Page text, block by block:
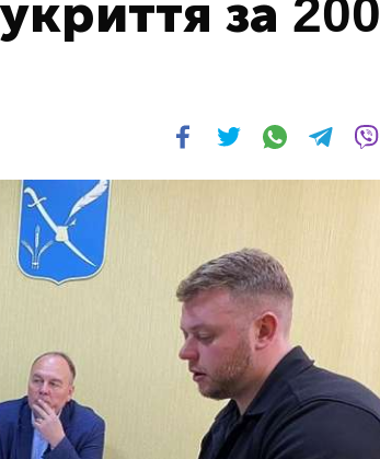
за 200